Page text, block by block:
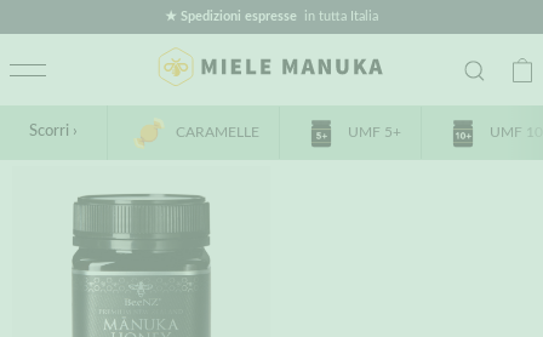
★ Spedizioni espresse in tutta Italia
Scorri › CARAMELLE UMF 5+ UMF